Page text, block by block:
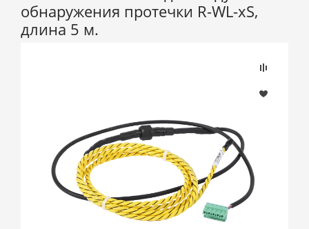
обнаружения протечки R-WL-xS,
длина 5 м.